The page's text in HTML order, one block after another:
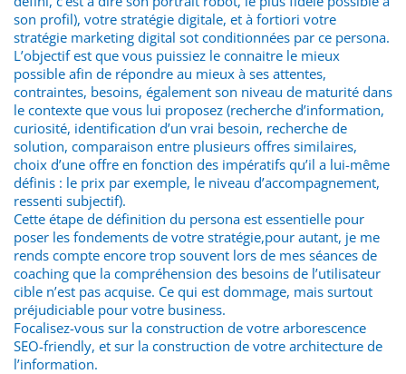
son profil), votre stratégie digitale, et à fortiori votre
stratégie marketing digital sot conditionnées par ce persona.
L’objectif est que vous puissiez le connaitre le mieux
possible afin de répondre au mieux à ses attentes,
contraintes, besoins, également son niveau de maturité dans
le contexte que vous lui proposez (recherche d’information,
curiosité, identification d’un vrai besoin, recherche de
solution, comparaison entre plusieurs offres similaires,
choix d’une offre en fonction des impératifs qu’il a lui-même
définis : le prix par exemple, le niveau d’accompagnement,
ressenti subjectif).
Cette étape de définition du persona est essentielle pour
poser les fondements de votre stratégie,pour autant, je me
rends compte encore trop souvent lors de mes séances de
coaching que la compréhension des besoins de l’utilisateur
cible n’est pas acquise. Ce qui est dommage, mais surtout
préjudiciable pour votre business.
Focalisez-vous sur la construction de votre arborescence
SEO-friendly, et sur la construction de votre architecture de
l’information.